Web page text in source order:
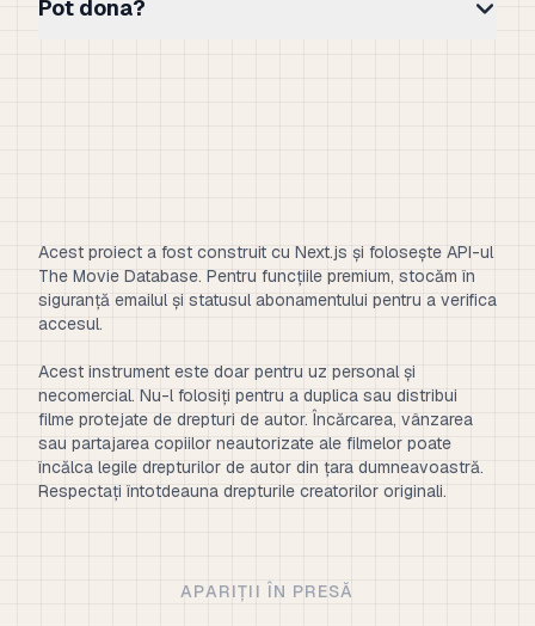
Pot dona?
Acest proiect a fost construit cu Next.js și folosește API-ul
The Movie Database. Pentru funcțiile premium, stocăm în
siguranță emailul și statusul abonamentului pentru a verifica
accesul.
Acest instrument este doar pentru uz personal și
necomercial. Nu-l folosiți pentru a duplica sau distribui
filme protejate de drepturi de autor. Încărcarea, vânzarea
sau partajarea copiilor neautorizate ale filmelor poate
încălca legile drepturilor de autor din țara dumneavoastră.
Respectați întotdeauna drepturile creatorilor originali.
APARIȚII ÎN PRESĂ